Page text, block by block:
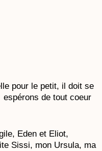
pour le petit, il doit se
de tout coeur
Eden et Eliot,
Sissi, mon Ursula, ma